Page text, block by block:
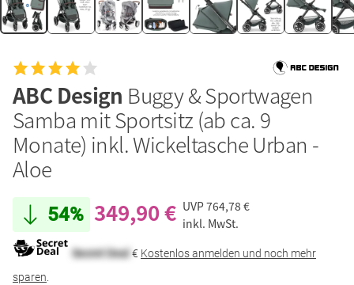
ABC Design Buggy & Sportwagen
Samba mit Sportsitz (ab ca. 9
Monate) inkl. Wickeltasche Urban -
Aloe
54% 349,90 € UVP764,78 €
inkl. MwSt.
Secret Deal € Kostenlos anmelden und noch mehr
sparen.